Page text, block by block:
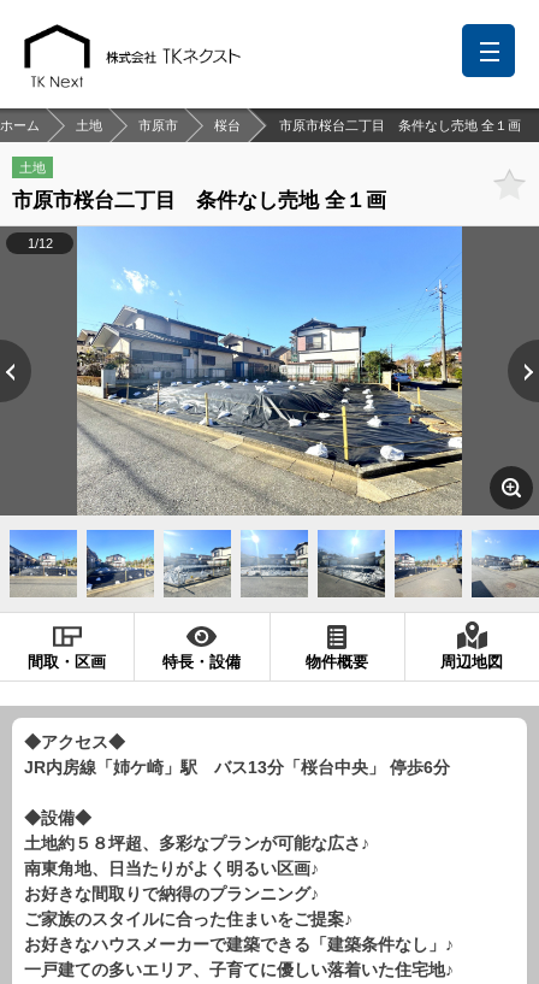
ホーム 土地 市原市 桜台 市原市桜台二丁目 条件なし売地 全１画
土地
市原市桜台二丁目 条件なし売地 全１画
1/12
間取・区画 特長・設備 物件概要 周辺地図
◆アクセス◆
JR内房線「姉ケ崎」駅 バス13分「桜台中央」 停歩6分
◆設備◆
土地約５８坪超、多彩なプランが可能な広さ♪
南東角地、日当たりがよく明るい区画♪
お好きな間取りで納得のプランニング♪
ご家族のスタイルに合った住まいをご提案♪
お好きなハウスメーカーで建築できる「建築条件なし」♪
一戸建ての多いエリア、子育てに優しい落着いた住宅地♪
前回の履歴 検討リスト 保存した検索条件
営業メールは固くお断りします
お知らせ
千葉本店 松戸支店 成田支店 木更津支店
東京支店
神奈川支店
沖縄支店
現地販売会情報
千葉本店 松戸支店 成田支店 木更津支店
東京支店
神奈川支店
沖縄支店
千葉本店 松戸支店
神奈川支店
沖縄支店
売却査定 会社案内
お問い合わせ サイトマップ
プライバシーポリシー